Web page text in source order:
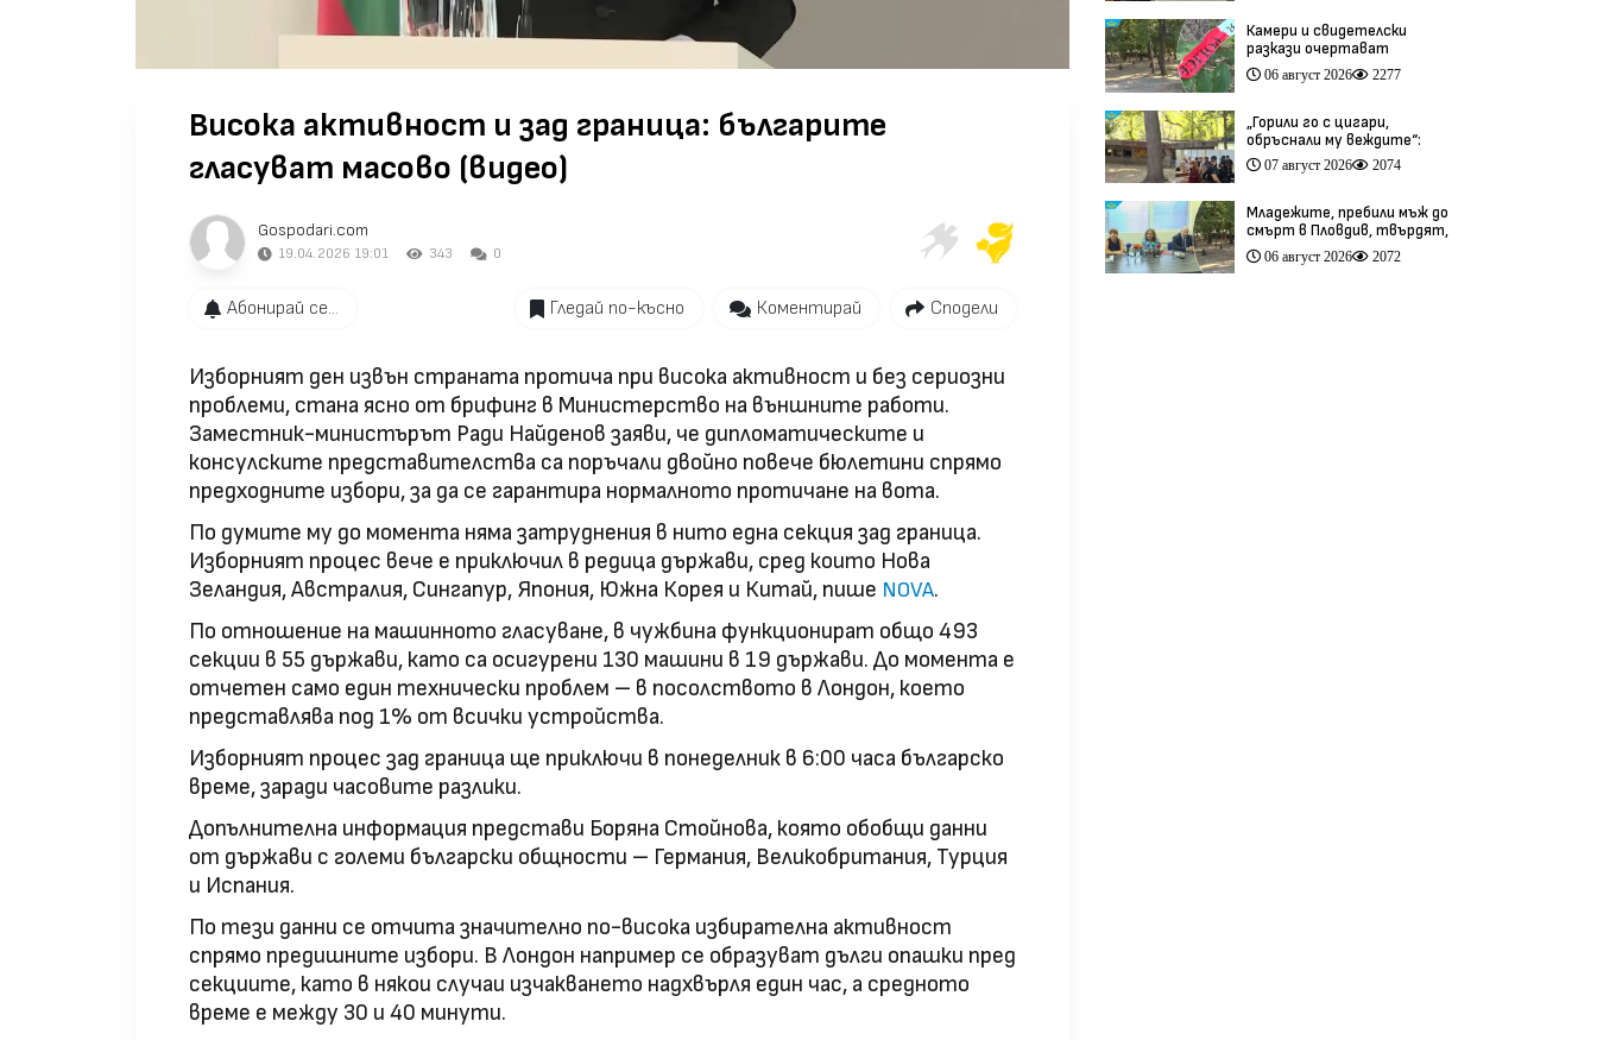
Висока активност и зад граница: българите
гласуват масово (видео)
Gospodari.com
19.04.2026 19:01 343 0
Абонирай се... Гледай по-късно Коментирай Сподели
Изборният ден извън страната протича при висока активност и без сериозни
проблеми, стана ясно от брифинг в Министерство на външните работи.
Заместник-министърът Ради Найденов заяви, че дипломатическите и
консулските представителства са поръчали двойно повече бюлетини спрямо
предходните избори, за да се гарантира нормалното протичане на вота.
По думите му до момента няма затруднения в нито една секция зад граница.
Изборният процес вече е приключил в редица държави, сред които Нова
Зеландия, Австралия, Сингапур, Япония, Южна Корея и Китай, пише NOVA.
По отношение на машинното гласуване, в чужбина функционират общо 493
секции в 55 държави, като са осигурени 130 машини в 19 държави. До момента е
отчетен само един технически проблем – в посолството в Лондон, което
представлява под 1% от всички устройства.
Изборният процес зад граница ще приключи в понеделник в 6:00 часа българско
време, заради часовите разлики.
Допълнителна информация представи Боряна Стойнова, която обобщи данни
от държави с големи български общности – Германия, Великобритания, Турция
и Испания.
По тези данни се отчита значително по-висока избирателна активност
спрямо предишните избори. В Лондон например се образуват дълги опашки пред
секциите, като в някои случаи изчакването надхвърля един час, а средното
време е между 30 и 40 минути.
Камери и свидетелски
разкази очертават
хронологията на фаталния
побой край Младежкия хълм
06 август 2026 2277
„Горили го с цигари,
обръснали му веждите“:
Побойниците от Пловдив
остават в ареста (видео)
07 август 2026 2074
Младежите, пребили мъж до
смърт в Пловдив, твърдят,
че са „ловци на педофили”
(видео)
06 август 2026 2072